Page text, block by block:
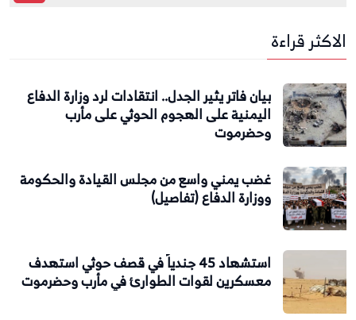
الاكثر قراءة
بيان فاتر يثير الجدل.. انتقادات لرد وزارة الدفاع
اليمنية على الهجوم الحوثي على مأرب
وحضرموت
غضب يمني واسع من مجلس القيادة والحكومة
ووزارة الدفاع (تفاصيل)
استشهاد 45 جندياً في قصف حوثي استهدف
معسكرين لقوات الطوارئ في مأرب وحضرموت